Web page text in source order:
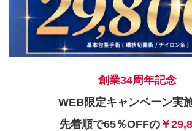
創業34周年記念
WEB限定キャンペーン実
先着順で65％OFFの￥